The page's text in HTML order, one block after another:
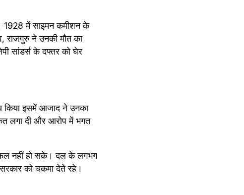
1928 में साइमन कमीशन के
राजगुरु ने उनकी मौत का
सांडर्स के दफ्तर को घेर
किया इसमें आजाद ने उनका
लगा दी और आरोप में भगत
नहीं हो सके। दल के लगभग
को चकमा देते रहे।